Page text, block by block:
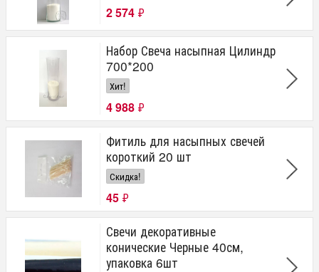
2 574 ₽
Набор Свеча насыпная Цилиндр
700*200
Хит!
4 988 ₽
Фитиль для насыпных свечей
короткий 20 шт
Скидка!
45 ₽
Свечи декоративные
конические Черные 40см,
упаковка 6шт